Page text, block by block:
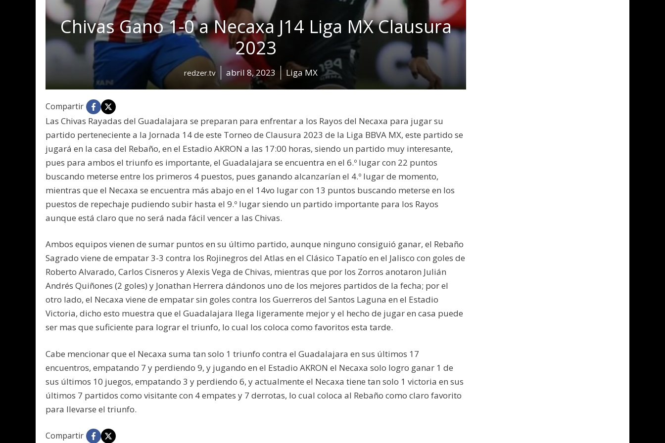
Chivas Gano 1-0 a Necaxa J14 Liga MX Clausura
2023
redzer.tv abril 8, 2023 Liga MX
Compartir
Las Chivas Rayadas del Guadalajara se preparan para enfrentar a los Rayos del Necaxa para jugar su
partido perteneciente a la Jornada 14 de este Torneo de Clausura 2023 de la Liga BBVA MX, este partido se
jugará en la casa del Rebaño, en el Estadio AKRON a las 17:00 horas, siendo un partido muy interesante,
pues para ambos el triunfo es importante, el Guadalajara se encuentra en el 6.º lugar con 22 puntos
buscando meterse entre los primeros 4 puestos, pues ganando alcanzarían el 4.º lugar de momento,
mientras que el Necaxa se encuentra más abajo en el 14vo lugar con 13 puntos buscando meterse en los
puestos de repechaje pudiendo subir hasta el 9.º lugar siendo un partido importante para los Rayos
aunque está claro que no será nada fácil vencer a las Chivas.
Ambos equipos vienen de sumar puntos en su último partido, aunque ninguno consiguió ganar, el Rebaño
Sagrado viene de empatar 3-3 contra los Rojinegros del Atlas en el Clásico Tapatío en el Jalisco con goles de
Roberto Alvarado, Carlos Cisneros y Alexis Vega de Chivas, mientras que por los Zorros anotaron Julián
Andrés Quiñones (2 goles) y Jonathan Herrera dándonos uno de los mejores partidos de la fecha; por el
otro lado, el Necaxa viene de empatar sin goles contra los Guerreros del Santos Laguna en el Estadio
Victoria, dicho esto muestra que el Guadalajara llega ligeramente mejor y el hecho de jugar en casa puede
ser mas que suficiente para lograr el triunfo, lo cual los coloca como favoritos esta tarde.
Cabe mencionar que el Necaxa suma tan solo 1 triunfo contra el Guadalajara en sus últimos 17
encuentros, empatando 7 y perdiendo 9, y jugando en el Estadio AKRON el Necaxa solo logro ganar 1 de
sus últimos 10 juegos, empatando 3 y perdiendo 6, y actualmente el Necaxa tiene tan solo 1 victoria en sus
últimos 7 partidos como visitante con 4 empates y 7 derrotas, lo cual coloca al Rebaño como claro favorito
para llevarse el triunfo.
Compartir